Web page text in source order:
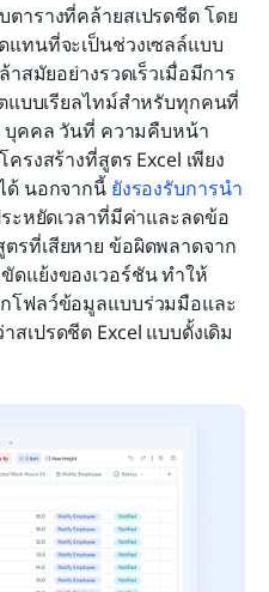
ารางที่คล้ายสเปรดชีต โดย
แทนที่จะเป็นช่วงเซลล์แบบ
สมัยอย่างรวดเร็วเมื่อมีการ
แบบเรียลไทม์สำหรับทุกคนที่
บุคคล วันที่ ความคืบหน้า
รงสร้างที่สูตร Excel เพียง
ด้ นอกจากนี้ ยังรองรับการนำ
ะหยัดเวลาที่มีค่าและลดข้อ
รที่เสียหาย ข้อผิดพลาดจาก
ดแย้งของเวอร์ชัน ทำให้
กโฟลว์ข้อมูลแบบร่วมมือและ
เปรดชีต Excel แบบดั้งเดิม